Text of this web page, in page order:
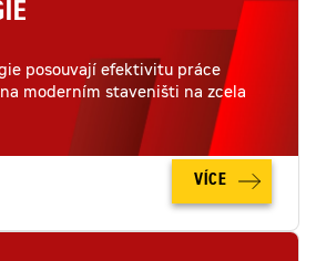
posouvají efektivitu práce
moderním staveništi na zcela
VÍCE